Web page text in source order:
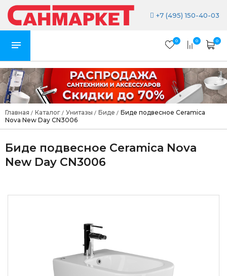
+7 (495) 150-40-03
0 0 0
Главная / Каталог / Унитазы / Биде / Биде подвесное Ceramica
Nova New Day CN3006
Биде подвесное Ceramica Nova
New Day CN3006